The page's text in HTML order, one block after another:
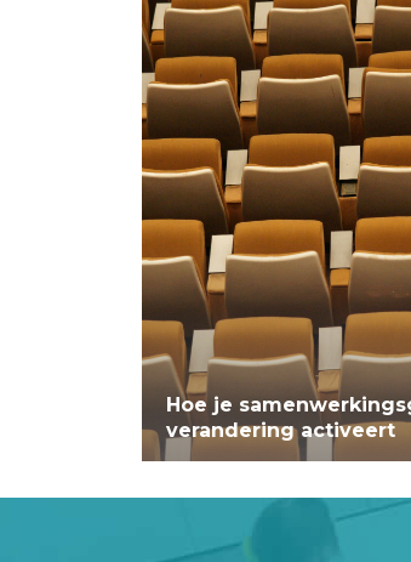
Hoe je
verandering activeert